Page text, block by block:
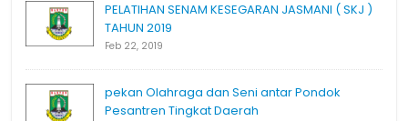
PELATIHAN SENAM KESEGARAN JASMANI ( SKJ )
TAHUN 2019
Feb 22, 2019
pekan Olahraga dan Seni antar Pondok
Pesantren Tingkat Daerah